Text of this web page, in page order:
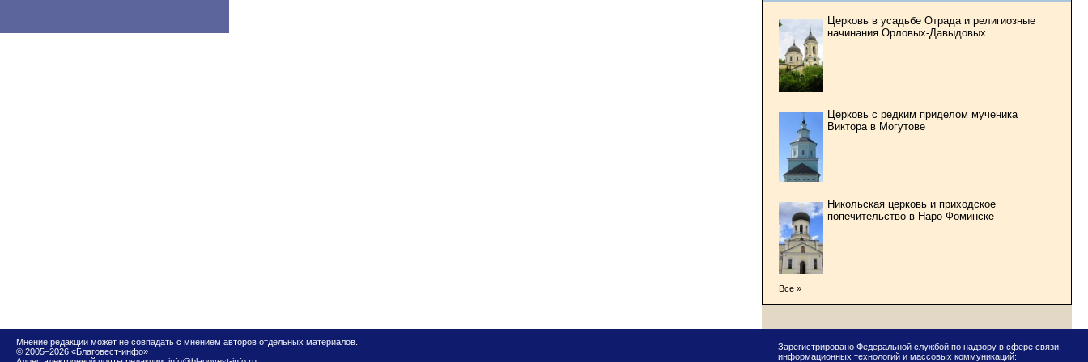
Церковь в усадьбе Отрада и религиозные
начинания Орловых-Давыдовых
Церковь с редким приделом мученика
Виктора в Могутове
Никольская церковь и приходское
попечительство в Наро-Фоминске
Все »
Мнение редакции может не совпадать с мнением авторов отдельных материалов.
© 2005–2026 «Благовест-инфо»
Зарегистрировано Федеральной службой по надзору в сфере связи,
информационных технологий и массовых коммуникаций: